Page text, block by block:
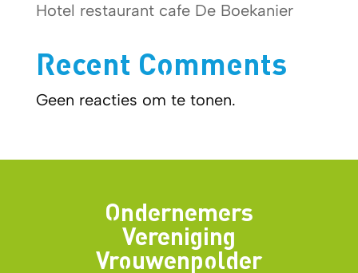
Hotel restaurant cafe De Boekanier
Recent Comments
Geen reacties om te tonen.
Ondernemers
Vereniging
Vrouwenpolder